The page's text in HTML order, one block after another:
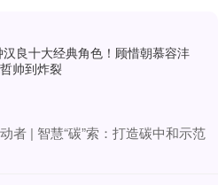
良十大经典角色！顾惜朝慕容沣
帅到炸裂
者 | 智慧“碳”索：打造碳中和示范